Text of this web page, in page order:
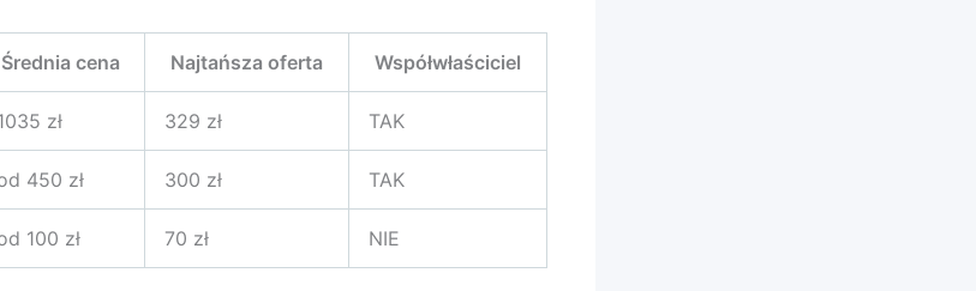
Średnia cena Najtańsza oferta Współwłaściciel
zł 329 zł TAK
450 zł 300 zł TAK
100 zł 70 zł NIE